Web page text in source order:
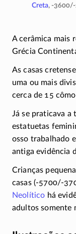
Creta, -
A cerâmica mais
Grécia
As casas
uma ou mais
cerca de 15
Já se praticava a
estatuetas
osso trabalhado
antiga evidência
Crianças
casas (-5700/-
Neolítico há
adultos somente